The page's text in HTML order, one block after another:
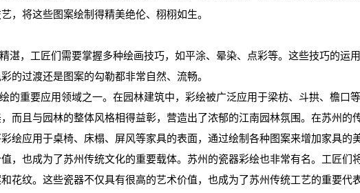
，将这些图案绘制得精美绝伦、栩栩如生。
湛，工匠们需要掌握多种绘画技巧，如平涂、晕染、点彩等。这些技巧的运
的过渡还是图案的勾勒都非常自然、流畅。
的重要应用领域之一。在园林建筑中，彩绘被广泛应用于梁枋、斗拱、檐口
而且与园林的整体风格相得益彰，营造出了浓郁的江南园林氛围。在苏州的
绘应用于桌椅、床榻、屏风等家具的表面，通过绘制各种图案来增加家具的
，也成为了苏州传统文化的重要载体。苏州的瓷器彩绘也非常有名。工匠们
花纹。这些瓷器不仅具有很高的艺术价值，也成为了苏州传统工艺的重要代表